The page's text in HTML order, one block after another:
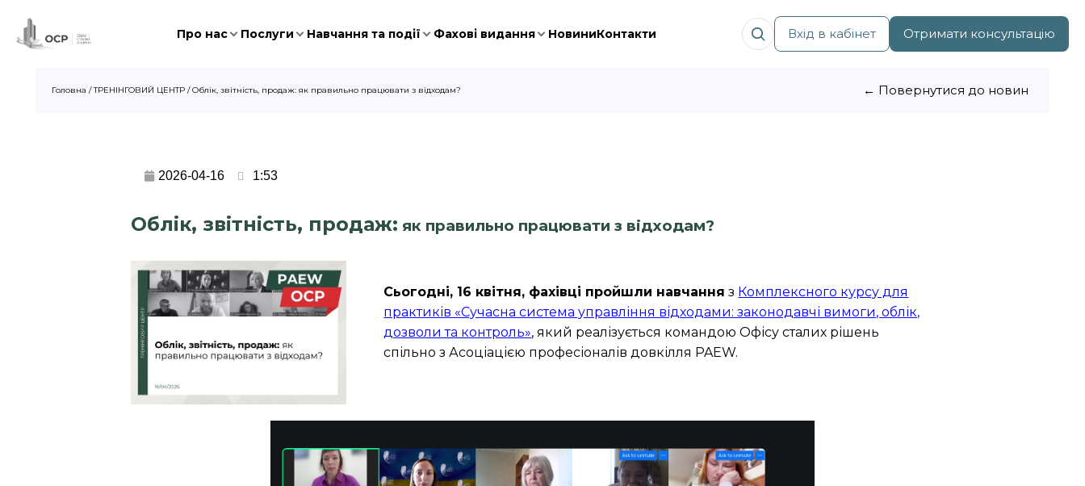
Про нас Послуги Навчання та події Фахові видання НовиниКонтакти Вхід в кабінет Отримати консультацію
Головна /ТРЕНІНГОВИЙ ЦЕНТР /Облік, звітність, продаж: як правильно працювати з відходам? ← Повернутися до новин
2026-04-16 1:53
Облік, звітність, продаж: як правильно працювати з відходам?
Сьогодні, 16 квітня, фахівці пройшли навчання з Комплексного курсу для
практиків «Сучасна система управління відходами: законодавчі вимоги, облік,
дозволи та контроль», який реалізується командою Офісу сталих рішень
спільно з Асоціацією професіоналів довкілля PAEW.